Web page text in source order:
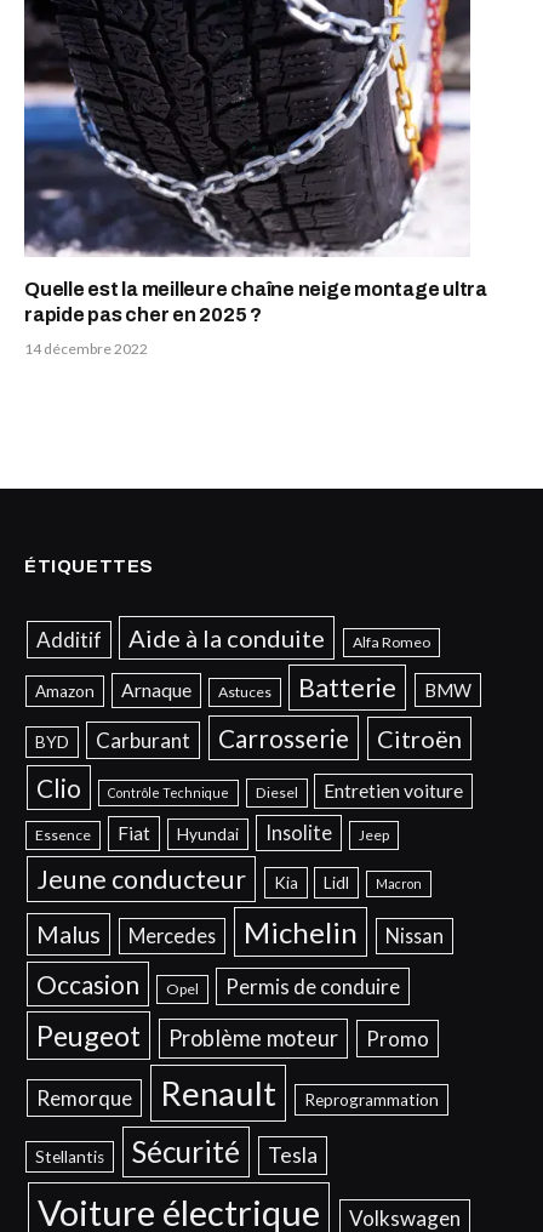
Quelle est la meilleure chaîne neige montage ultra
rapide pas cher en 2025 ?
14 décembre 2022
ÉTIQUETTES
Additif Aide à la conduite Alfa Romeo
Amazon Arnaque Astuces Batterie BMW
BYD Carburant Carrosserie Citroën
Clio Contrôle Technique Diesel Entretien voiture
Essence Fiat Hyundai Insolite Jeep
Jeune conducteur Kia Lidl Macron
Malus Mercedes Michelin Nissan
Occasion Opel Permis de conduire
Peugeot Problème moteur Promo
Remorque Renault Reprogrammation
Stellantis Sécurité Tesla
Voiture électrique Volkswagen